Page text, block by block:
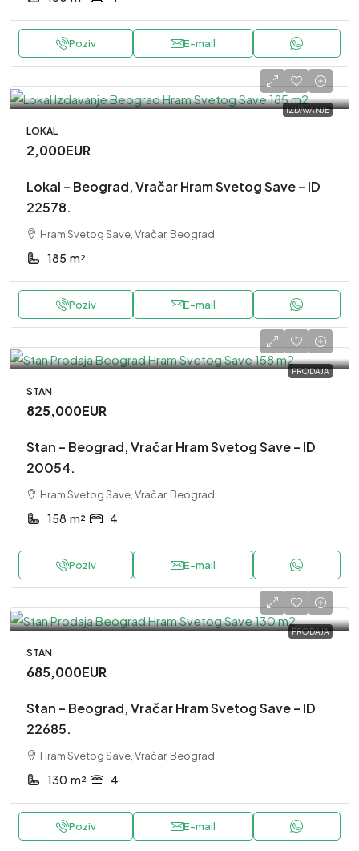
Poziv E-mail
IZDAVANJE
LOKAL
2,000EUR
Lokal – Beograd, Vračar Hram Svetog Save – ID
22578.
Hram Svetog Save, Vračar, Beograd
185 m²
Poziv E-mail
PRODAJA
STAN
825,000EUR
Stan – Beograd, Vračar Hram Svetog Save – ID
20054.
Hram Svetog Save, Vračar, Beograd
158 m² 4
Poziv E-mail
PRODAJA
STAN
685,000EUR
Stan – Beograd, Vračar Hram Svetog Save – ID
22685.
Hram Svetog Save, Vračar, Beograd
130 m² 4
Poziv E-mail